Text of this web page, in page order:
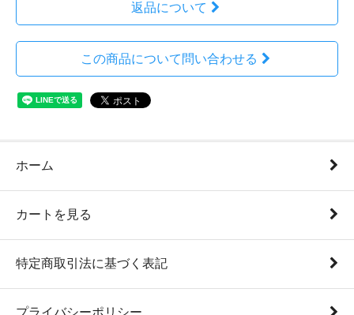
返品について
この商品について問い合わせる
ホーム
カートを見る
特定商取引法に基づく表記
プライバシーポリシー